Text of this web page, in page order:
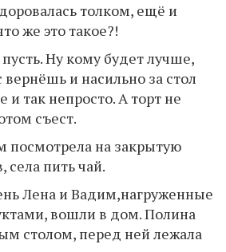
толком, ещё и
же это такое?!
Ну кому будет лучше,
вернёшь и насильно за стол
и так непросто. А торт не
съест.
посмотрела на закрытую
села пить чай.
Лена и Вадим,нагруженные
вошли в дом. Полина
столом, перед ней лежала